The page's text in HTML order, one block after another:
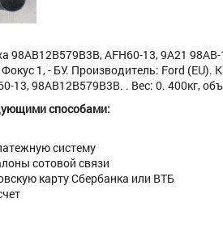
98AB12B579B3B, AFH60-13, 9A21
1, - БУ. Производитель: Ford (EU).
13, 98AB12B579B3B. . Вес: 0. 400кг,
способами:
систему
сотовой связи
карту Сбербанка или ВТБ